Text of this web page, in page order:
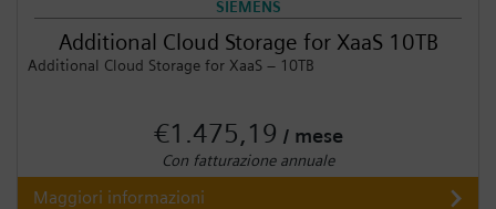
SIEMENS
Additional Cloud Storage for XaaS 10TB
Additional Cloud Storage for XaaS – 10TB
€1.475,19 / mese
Con fatturazione annuale
Maggiori informazioni